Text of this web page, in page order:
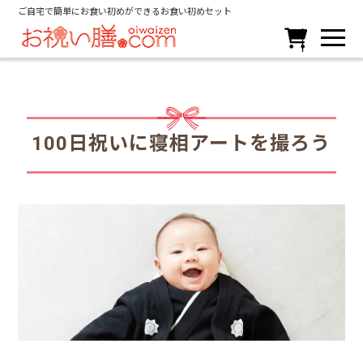
ご自宅で簡単にお食い初めができるお食い初めセット

100日祝いに寝相アートを撮ろう